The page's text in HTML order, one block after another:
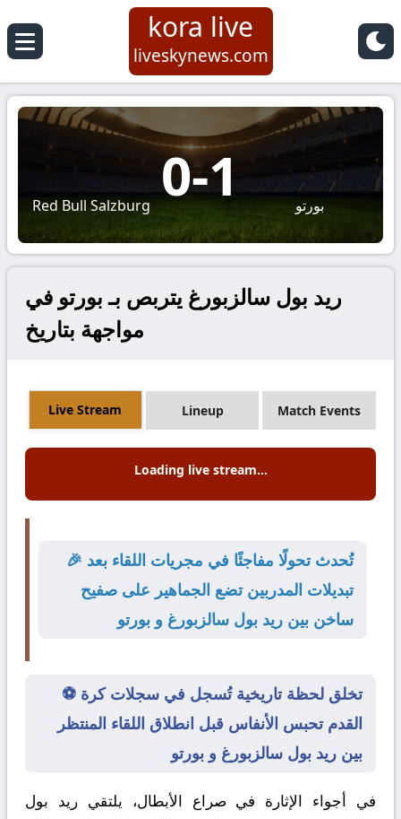
kora live
liveskynews.com
Red Bull Salzburg 0-1 بورتو
ريد بول سالزبورغ يتربص بـ بورتو في
مواجهة بتاريخ
Live Stream Lineup Match Events
Loading live stream...
🎉 تُحدث تحولًا مفاجئًا في مجريات اللقاء بعد
تبديلات المدربين تضع الجماهير على صفيح
ساخن بين ريد بول سالزبورغ و بورتو
⚽ تخلق لحظة تاريخية تُسجل في سجلات كرة
القدم تحبس الأنفاس قبل انطلاق اللقاء المنتظر
بين ريد بول سالزبورغ و بورتو
في أجواء الإثارة في صراع الأبطال، يلتقيريد بول